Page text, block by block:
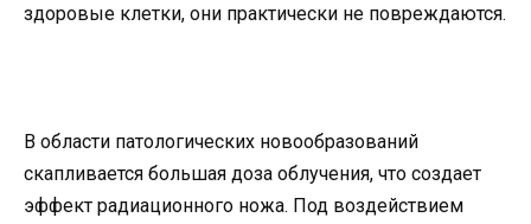
здоровые клетки, они практически не повреждаются.
В области патологических новообразований
скапливается большая доза облучения, что создает
эффект радиационного ножа. Под воздействием